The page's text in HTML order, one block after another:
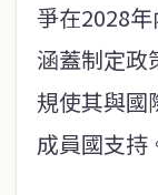
爭在2028
涵蓋制定政
規使其與國
成員國支持